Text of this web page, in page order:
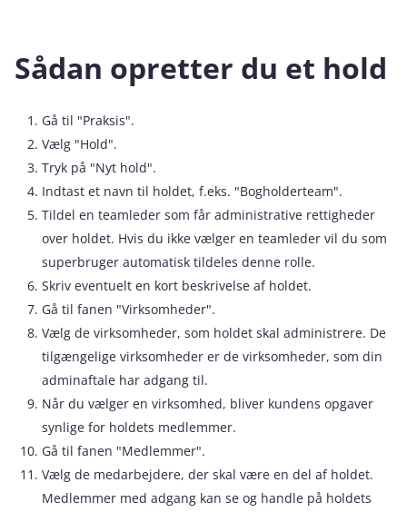
Sådan opretter du et hold
Gå til "Praksis".
Vælg "Hold".
Tryk på "Nyt hold".
Indtast et navn til holdet, f.eks. "Bogholderteam".
Tildel en teamleder som får administrative rettigheder
over holdet. Hvis du ikke vælger en teamleder vil du som
superbruger automatisk tildeles denne rolle.
Skriv eventuelt en kort beskrivelse af holdet.
Gå til fanen "Virksomheder".
Vælg de virksomheder, som holdet skal administrere. De
tilgængelige virksomheder er de virksomheder, som din
adminaftale har adgang til.
Når du vælger en virksomhed, bliver kundens opgaver
synlige for holdets medlemmer.
Gå til fanen "Medlemmer".
Vælg de medarbejdere, der skal være en del af holdet.
Medlemmer med adgang kan se og handle på holdets